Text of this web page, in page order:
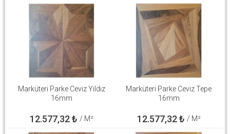
Marküteri Parke Ceviz Yıldız
16mm
12.577,32₺ / M²
Marküteri Parke Ceviz Tepe
16mm
12.577,32₺ / M²